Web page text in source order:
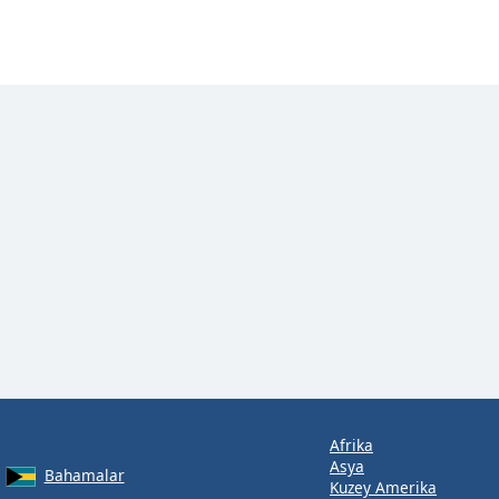
Bahamalar
Afrika
Asya
Kuzey Amerika